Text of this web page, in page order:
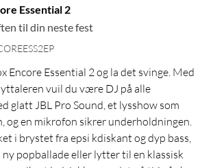
Essential 2
til din neste fest
Encore Essential 2 og la det svinge. Med
vuil du være DJ på alle
glatt JBL Pro Sound, et lysshow som
og en mikrofon sikrer underholdningen.
i brystet fra epsi kdiskant og dyp bass,
popballade eller lytter til en klassisk